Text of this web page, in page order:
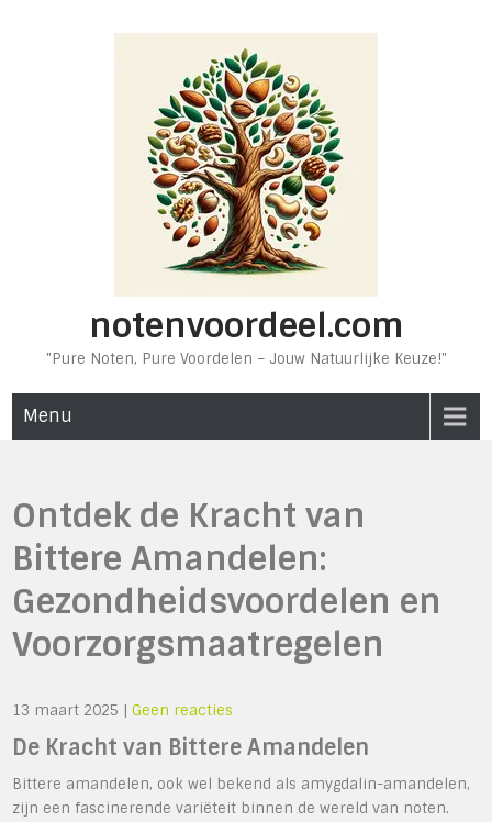
notenvoordeel.com
"Pure Noten, Pure Voordelen – Jouw Natuurlijke Keuze!"
Menu
Ontdek de Kracht van
Bittere Amandelen:
Gezondheidsvoordelen en
Voorzorgsmaatregelen
13 maart 2025 |Geen reacties
De Kracht van Bittere Amandelen
Bittere amandelen, ook wel bekend als amygdalin-amandelen,
zijn een fascinerende variëteit binnen de wereld van noten.